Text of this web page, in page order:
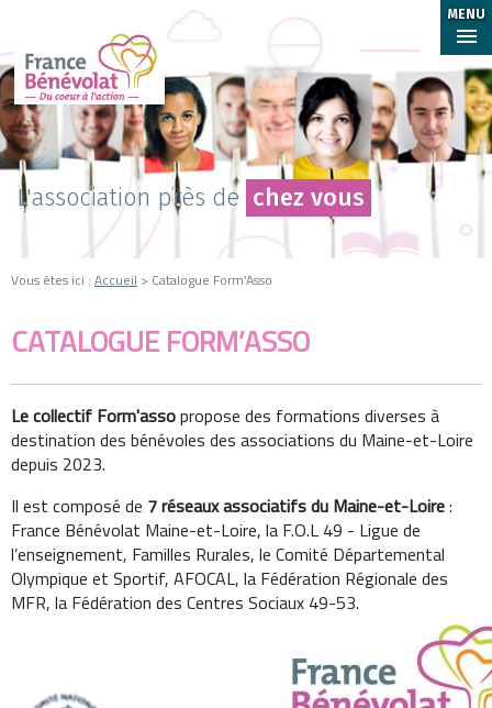
MENU
L'association près de chez vous
Vous êtes ici : Accueil > Catalogue Form’Asso
CATALOGUE FORM’ASSO
Le collectif Form'assopropose des formations diverses à
destination des bénévoles des associations du Maine-et-Loire
depuis 2023.
Il est composé de 7 réseaux associatifs du Maine-et-Loire:
France Bénévolat Maine-et-Loire, la F.O.L 49 - Ligue de
l’enseignement, Familles Rurales, le Comité Départemental
Olympique et Sportif, AFOCAL, la Fédération Régionale des
MFR, la Fédération des Centres Sociaux 49-53.